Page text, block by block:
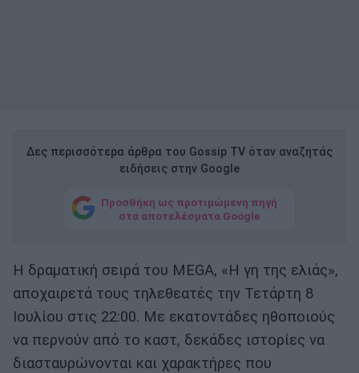
Δες περισσότερα άρθρα του Gossip TV όταν αναζητάς
ειδήσεις στην Google
Προσθήκη ως προτιμώμενη πηγή
στα αποτελέσματα Google
Η δραματική σειρά του MEGA, «Η γη της ελιάς»,
αποχαιρετά τους τηλεθεατές την Τετάρτη 8
Ιουλίου στις 22:00. Με εκατοντάδες ηθοποιούς
να περνούν από το καστ, δεκάδες ιστορίες να
διασταυρώνονται και χαρακτήρες που